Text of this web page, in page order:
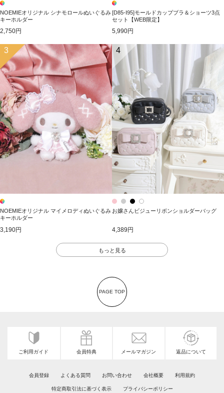
NOEMIEオリジナル シナモロールぬいぐるみ
キーホルダー
2,750円
[D85-I95]モールドカップブラ＆ショーツ3点
セット【WEB限定】
5,990円
3
NOEMIEオリジナル マイメロディぬいぐるみ
キーホルダー
3,190円
4
お嬢さんビジューリボンショルダーバッグ
4,389円
もっと見る
PAGE TOP
ご利用ガイド 会員特典 メールマガジン 返品について
会員登録 よくある質問 お問い合わせ 会社概要 利用規約
特定商取引法に基づく表示 プライバシーポリシー